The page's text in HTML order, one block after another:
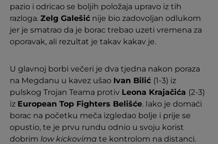
pazio i odricao se boljih položaja upravo iz tih
razloga. Zelg Galešić nije bio zadovoljan odlukom
jer je smatrao da je borac trebao uzeti vremena za
oporavak, ali rezultat je takav kakav je.
U glavnoj borbi večeri je dva tjedna nakon poraza
na Megdanu u kavez ušao Ivan Bilić (1-3) iz
pulskog Trojan Teama protiv Leona Krajačića (2-3)
iz European Top Fighters Belišće. Iako je domaći
borac na početku meča izgledao bolje i prije se
opustio, te je prvu rundu odnio u svoju korist
dobrim low kickovima te kontrolom na distanci.